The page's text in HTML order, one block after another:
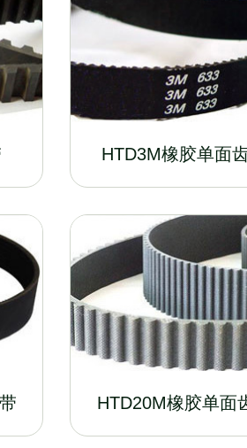
HTD3M橡胶单面
HTD20M橡胶单面